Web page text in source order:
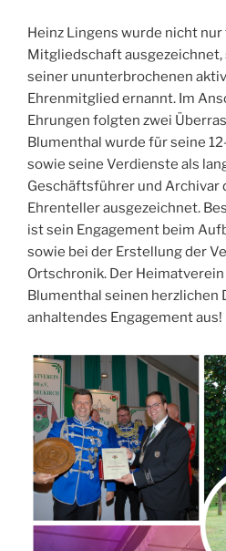
Heinz Lingens wurde nicht
Mitgliedschaft
seiner ununterbrochenen
Ehrenmitglied ernannt. Im
Ehrungen folgten zwei
Blumenthal wurde für seine
sowie seine Verdienste als
Geschäftsführer und Archivar
Ehrenteller ausgezeichnet.
ist sein Engagement beim
sowie bei der Erstellung der
Ortschronik. Der
Blumenthal seinen herzlichen
anhaltendes Engagement aus!